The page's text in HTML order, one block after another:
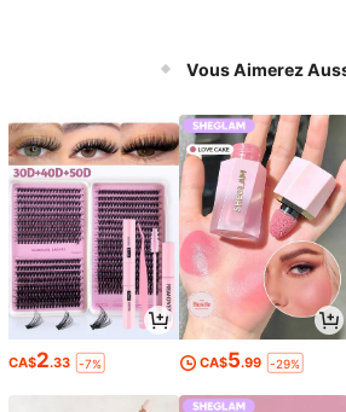
Vous Aimerez
CA$2.33 -7% CA$5.99 -29%